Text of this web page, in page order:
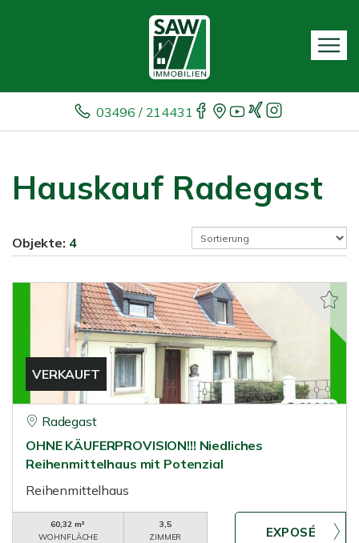
03496 / 214431
Hauskauf Radegast
Objekte: 4
VERKAUFT
Radegast
OHNE KÄUFERPROVISION!!! Niedliches
Reihenmittelhaus mit Potenzial
Reihenmittelhaus
60,32 m²
WOHNFLÄCHE
3,5
ZIMMER